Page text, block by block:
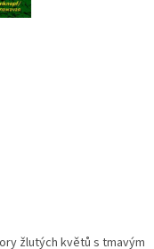
žlutých květů s tmavým